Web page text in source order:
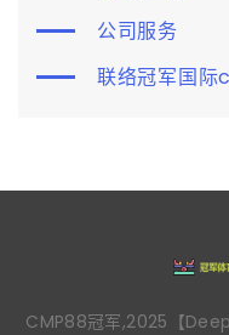
公司服务
联络冠军国
CMP88冠军,2025【